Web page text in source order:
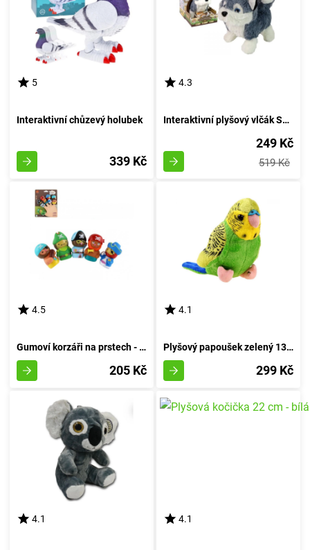
5
Interaktivní chůzevý holubek
339 Kč
4.3
Interaktivní plyšový vlčák Severský
249 Kč
519 Kč
4.5
Gumoví korzáři na prstech - herní hračka pro děti
205 Kč
4.1
Plyšový papoušek zelený 13 cm
299 Kč
4.1 4.1